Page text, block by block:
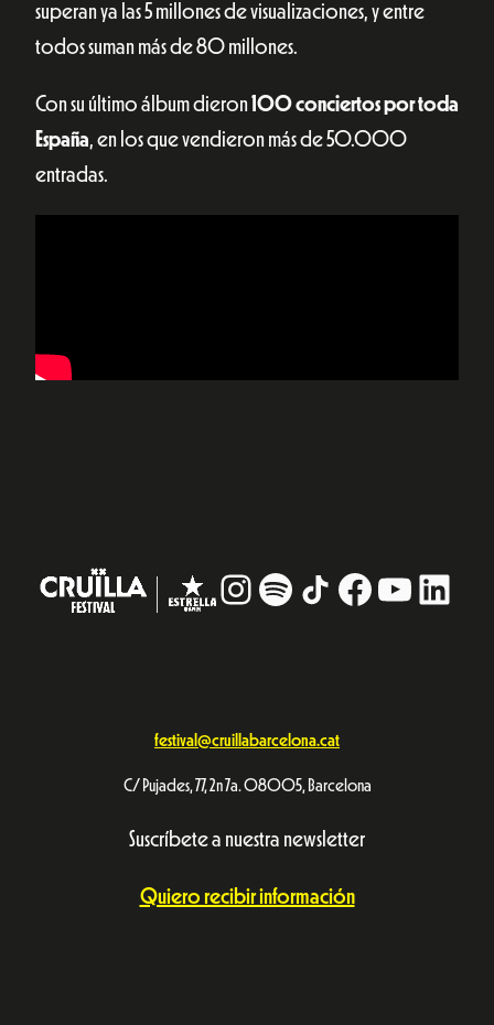
superan ya las 5 millones de visualizaciones, y entre
todos suman más de 80 millones.
Con su último álbum dieron100 conciertos por toda
España, en los que vendieron más de 50.000
entradas.
Instagram
# TikTokFacebook
festival@cruillabarcelona.cat
C/ Pujades, 77, 2n 7a. 08005, Barcelona
Suscríbete a nuestra newsletter
Quiero recibir información